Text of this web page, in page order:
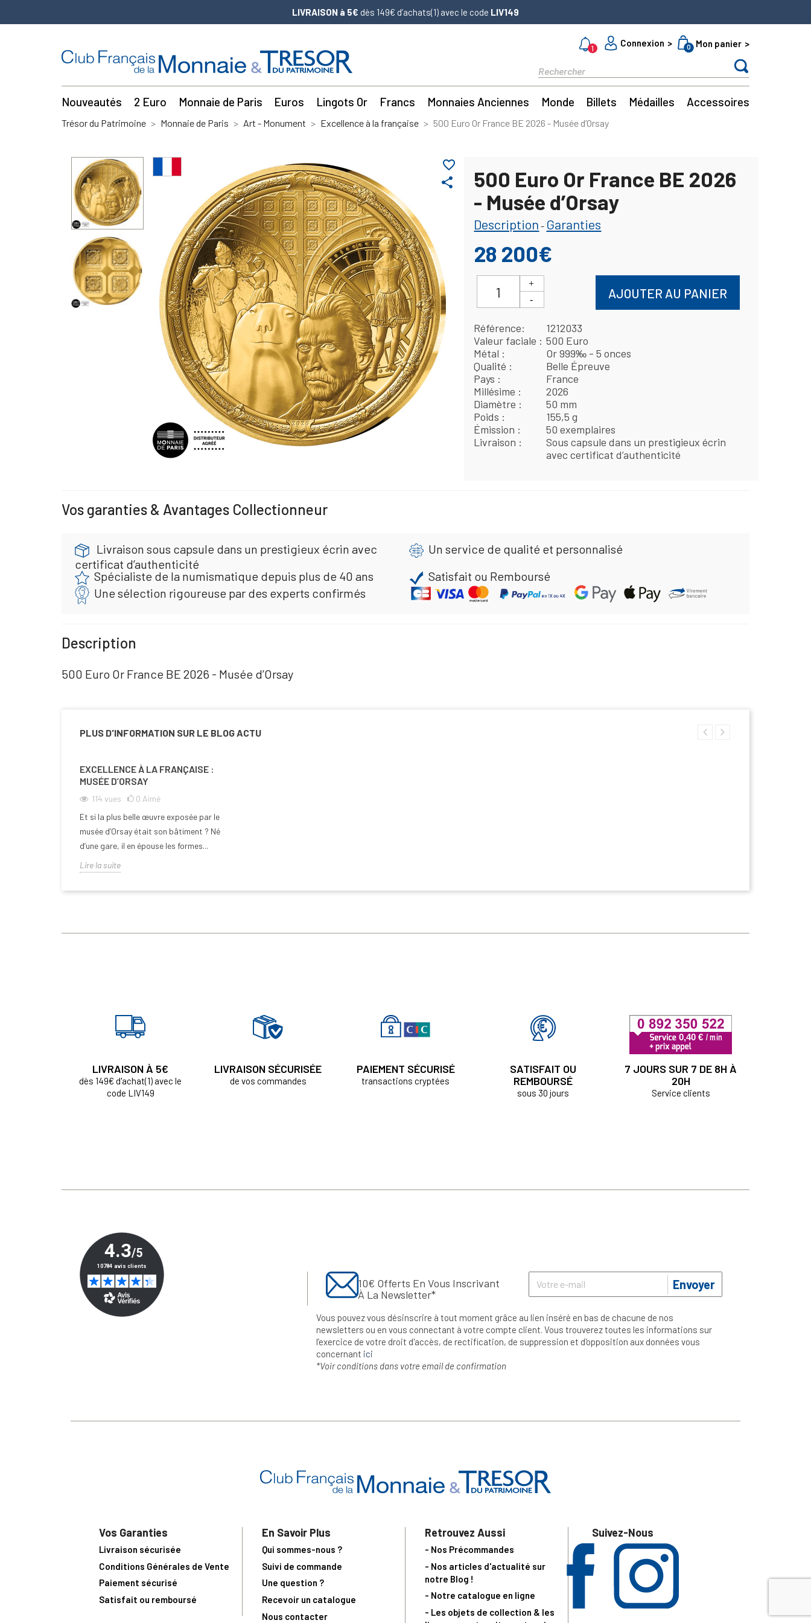
LIVRAISON à 5€ dès 149€ d’achats(1) avec le code LIV149
1
Connexion 0 Mon panier
Nouveautés 2 Euro Monnaie de Paris Euros Lingots Or Francs Monnaies Anciennes Monde Billets Médailles Accessoires
Trésor du Patrimoine Monnaie de Paris Art - Monument Excellence à la française 500 Euro Or France BE 2026 - Musée d’Orsay
share
favorite_border
500 Euro Or France BE 2026
- Musée d’Orsay
Description - Garanties
28 200€
AJOUTER AU PANIER
Référence
1212033
Valeur faciale
500 Euro
Métal
Or 999‰ - 5 onces
Qualité
Belle Épreuve
Pays
France
Millésime
2026
Diamètre
50 mm
Poids
155,5 g
Émission
50 exemplaires
Livraison
Sous capsule dans un prestigieux écrin
avec certificat d’authenticité
Vos garanties & Avantages Collectionneur
Livraison sous capsule dans un prestigieux écrin avec
certificat d’authenticité
Un service de qualité et personnalisé
Spécialiste de la numismatique depuis plus de 40 ans
Satisfait ou Remboursé
Une sélection rigoureuse par des experts confirmés
Description
500 Euro Or France BE 2026 - Musée d’Orsay
PLUS D'INFORMATION SUR LE BLOG ACTU
EXCELLENCE À LA FRANÇAISE :
MUSÉE D’ORSAY
114 vues 0 Aimé
Et si la plus belle œuvre exposée par le
musée d’Orsay était son bâtiment ? Né
d’une gare, il en épouse les formes...
Lire la suite
LIVRAISON À 5€
dès 149€ d'achat(1) avec le
code LIV149
LIVRAISON SÉCURISÉE
de vos commandes
PAIEMENT SÉCURISÉ
transactions cryptées
SATISFAIT OU
REMBOURSÉ
sous 30 jours
7 JOURS SUR 7 DE 8H À
20H
Service clients
10€ Offerts En Vous Inscrivant
À La Newsletter*
Envoyer
Vous pouvez vous désinscrire à tout moment grâce au lien inséré en bas de chacune de nos
newsletters ou en vous connectant à votre compte client. Vous trouverez toutes les informations sur
l’exercice de votre droit d'accès, de rectification, de suppression et d'opposition aux données vous
concernant ici
*Voir conditions dans votre email de confirmation
Vos Garanties
Livraison sécurisée
Conditions Générales de Vente
Paiement sécurisé
Satisfait ou remboursé
En Savoir Plus
Qui sommes-nous ?
Suivi de commande
Une question ?
Recevoir un catalogue
Nous contacter
Retrouvez Aussi
- Nos Précommandes
- Nos articles d'actualité sur
notre Blog !
- Notre catalogue en ligne
- Les objets de collection & les
Suivez-Nous